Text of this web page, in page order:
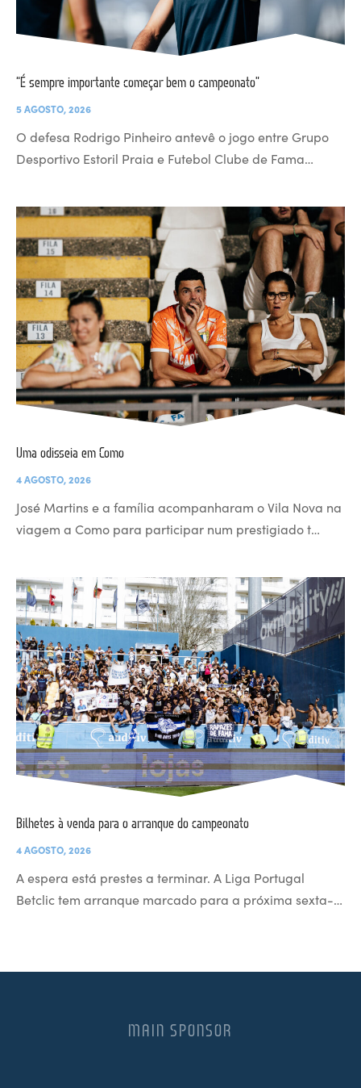
“É sempre importante começar bem o campeonato”
5 AGOSTO, 2026
O defesa Rodrigo Pinheiro antevê o jogo entre Grupo
Desportivo Estoril Praia e Futebol Clube de Fama…
Uma odisseia em Como
4 AGOSTO, 2026
José Martins e a família acompanharam o Vila Nova na
viagem a Como para participar num prestigiado t…
Bilhetes à venda para o arranque do campeonato
4 AGOSTO, 2026
A espera está prestes a terminar. A Liga Portugal
Betclic tem arranque marcado para a próxima sexta-…
MAIN SPONSOR